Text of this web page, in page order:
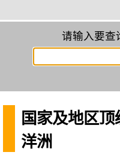
请输入要查
国家及地区
洋洲